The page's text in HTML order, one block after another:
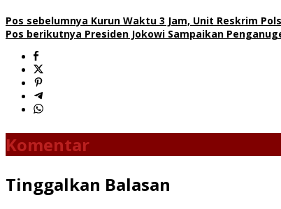
Pos sebelumnya Kurun Waktu 3 Jam, Unit Reskrim
Pos berikutnya Presiden Jokowi Sampaikan
Komentar
Tinggalkan Balasan